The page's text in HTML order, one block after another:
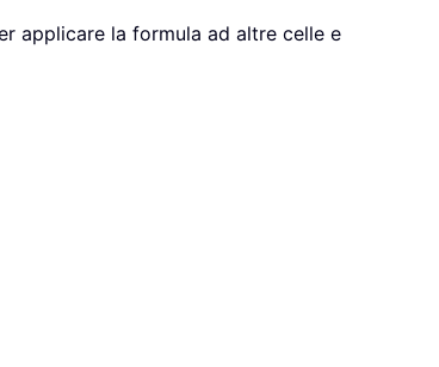
applicare la formula ad altre celle e